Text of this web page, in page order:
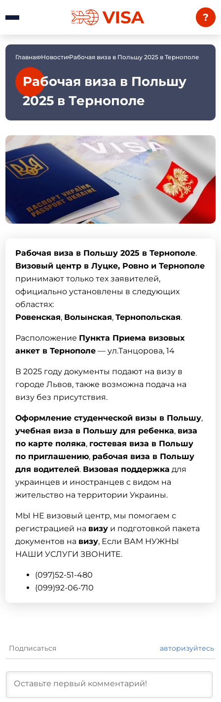
?
Главная Новости Рабочая виза в Польшу 2025 в Тернополе
Рабочая виза в Польшу
2025 в Тернополе
Рабочая виза в Польшу 2025 вТернополе.
Визовый центр вЛуцке, Ровно иТернополе
принимают только тех заявителей,
официально установлены в следующих
областях:
Ровенская, Волынская,Тернопольская.
Расположение Пункта Приема визовых
анкет вТернополе — ул.Танцорова, 14
В 2025 году документы подают на визу в
городе Львов, также возможна подача на
визу без присутствия.
Оформление студенческой визы в Польшу,
учебная виза в Польшу для ребенка, виза
по карте поляка, гостевая виза в Польшу
по приглашению, рабочая виза в Польшу
для водителей. Визовая поддержка для
украинцев и иностранцев с видом на
жительство на территории Украины.
МЫ НЕ визовый центр, мы помогаем с
регистрацией на визу и подготовкой пакета
документов на визу, Если ВАМ НУЖНЫ
НАШИ УСЛУГИ ЗВОНИТЕ.
(097)52-51-480
(099)92-06-710
Подписаться авторизуйтесь